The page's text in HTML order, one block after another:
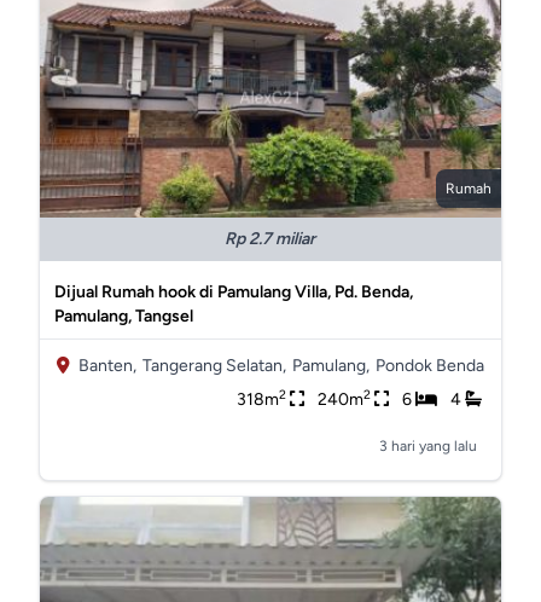
Rumah
Rp 2.7 miliar
Dijual Rumah hook di Pamulang Villa, Pd. Benda,
Pamulang, Tangsel
Banten, Tangerang Selatan, Pamulang, Pondok Benda
318m2 240m2 6 4
3 hari yang lalu